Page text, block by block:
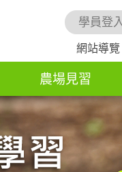
學員登
網站導覽
農場見習